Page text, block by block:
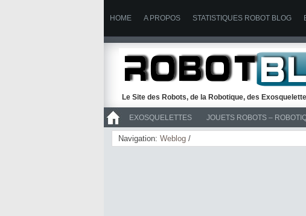
HOME A PROPOS STATISTIQUES ROBOT BLOG
Le Site des Robots, de la Robotique, des
EXOSQUELETTES JOUETS ROBOTS –
>> ROBOTS
Navigation: Weblog /